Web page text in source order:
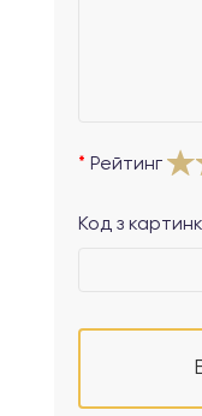
Рейтинг
Код з